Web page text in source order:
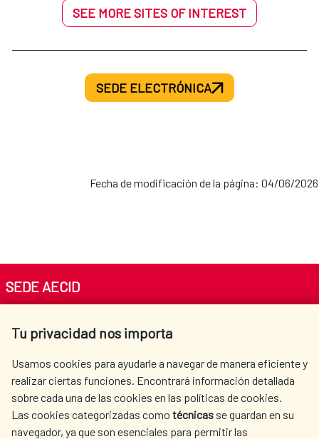
SEE MORE SITES OF INTEREST
SEDE ELECTRÓNICA
Fecha de modificación de la página: 04/06/2026
Tu privacidad nos importa
Usamos cookies para ayudarle a navegar de manera eficiente y
realizar ciertas funciones. Encontrará información detallada
sobre cada una de las cookies en las políticas de cookies.
Las cookies categorizadas como técnicas se guardan en su
navegador, ya que son esenciales para permitir las
SEDE AECID
Tel. +34 900 20 30 54​​​​​​​
AECID
WHERE DO WE COOPERATE?
SPANISH HUMANITARIAN
PRESS ROOM